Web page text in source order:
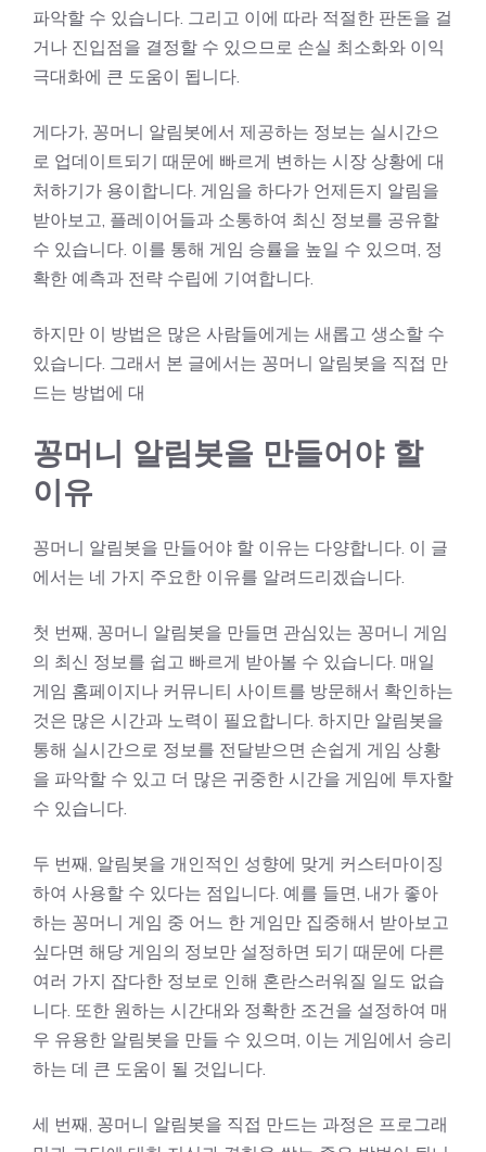
파악할 수 있습니다. 그리고 이에 따라 적절한 판돈을 걸
거나 진입점을 결정할 수 있으므로 손실 최소화와 이익
극대화에 큰 도움이 됩니다.
게다가, 꽁머니 알림봇에서 제공하는 정보는 실시간으
로 업데이트되기 때문에 빠르게 변하는 시장 상황에 대
처하기가 용이합니다. 게임을 하다가 언제든지 알림을
받아보고, 플레이어들과 소통하여 최신 정보를 공유할
수 있습니다. 이를 통해 게임 승률을 높일 수 있으며, 정
확한 예측과 전략 수립에 기여합니다.
하지만 이 방법은 많은 사람들에게는 새롭고 생소할 수
있습니다. 그래서 본 글에서는 꽁머니 알림봇을 직접 만
드는 방법에 대
꽁머니 알림봇을 만들어야 할
이유
꽁머니 알림봇을 만들어야 할 이유는 다양합니다. 이 글
에서는 네 가지 주요한 이유를 알려드리겠습니다.
첫 번째, 꽁머니 알림봇을 만들면 관심있는 꽁머니 게임
의 최신 정보를 쉽고 빠르게 받아볼 수 있습니다. 매일
게임 홈페이지나 커뮤니티 사이트를 방문해서 확인하는
것은 많은 시간과 노력이 필요합니다. 하지만 알림봇을
통해 실시간으로 정보를 전달받으면 손쉽게 게임 상황
을 파악할 수 있고 더 많은 귀중한 시간을 게임에 투자할
수 있습니다.
두 번째, 알림봇을 개인적인 성향에 맞게 커스터마이징
하여 사용할 수 있다는 점입니다. 예를 들면, 내가 좋아
하는 꽁머니 게임 중 어느 한 게임만 집중해서 받아보고
싶다면 해당 게임의 정보만 설정하면 되기 때문에 다른
여러 가지 잡다한 정보로 인해 혼란스러워질 일도 없습
니다. 또한 원하는 시간대와 정확한 조건을 설정하여 매
우 유용한 알림봇을 만들 수 있으며, 이는 게임에서 승리
하는 데 큰 도움이 될 것입니다.
세 번째, 꽁머니 알림봇을 직접 만드는 과정은 프로그래